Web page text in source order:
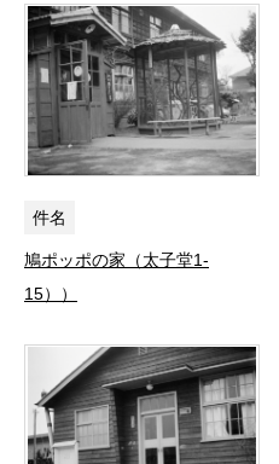
件名
鳩ポッポの家（太子堂1-
15））